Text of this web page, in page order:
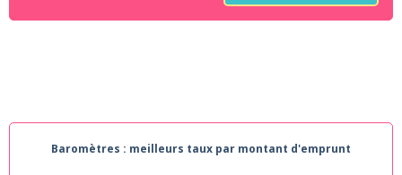
Baromètres : meilleurs taux par montant d'emprunt